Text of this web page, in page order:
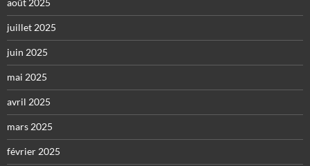
juillet 2025
juin 2025
mai 2025
avril 2025
mars 2025
février 2025